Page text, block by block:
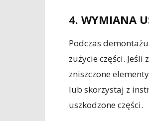
4. WYMIANA
Podczas
zużycie części.
zniszczone
lub skorzystaj z
uszkodzone części.